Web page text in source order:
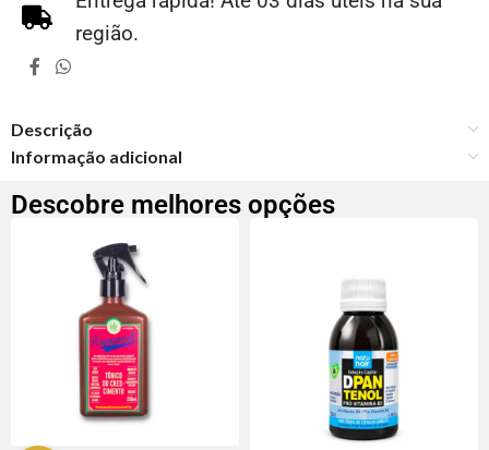
região.
Descrição
Informação adicional
Descobre melhores opções